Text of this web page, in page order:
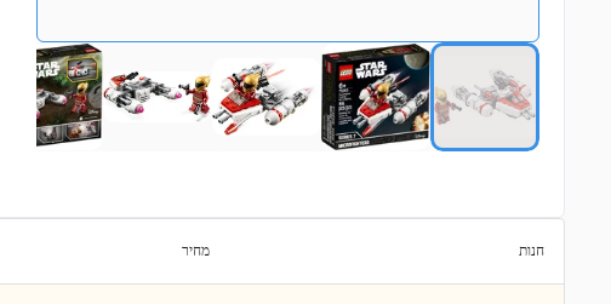
חנות מחיר